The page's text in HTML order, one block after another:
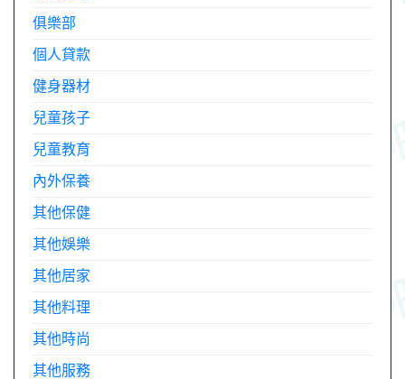
俱樂部
個人貸款
健身器材
兒童孩子
兒童教育
內外保養
其他保健
其他娛樂
其他居家
其他料理
其他時尚
其他服務